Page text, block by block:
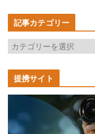
記事カテゴリー
記
事
カ
テ
ゴ
ー
提携サイト